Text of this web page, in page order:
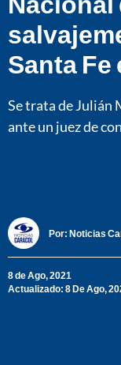
Santa Fe
Se trata de Julián
ante un juez de
Por: Noticias
8 de Ago, 2021
Actualizado: 8 De Ago,